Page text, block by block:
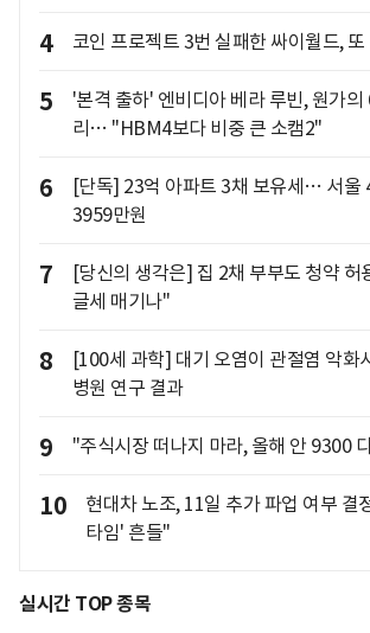
4 코인 프로젝트 3번 실패한 싸이월드,
5
'본격 출하' 엔비디아 베라 루빈, 원가
리… "HBM4보다 비중 큰 소캠2"
6
[단독] 23억 아파트 3채 보유세… 서울
3959만원
7
[당신의 생각은] 집 2채 부부도 청약 허
글세 매기나"
8
[100세 과학] 대기 오염이 관절염 악화
병원 연구 결과
9 "주식시장 떠나지 마라, 올해 안 9300
10
현대차 노조, 11일 추가 파업 여부
타임' 흔들"
실시간 TOP 종목